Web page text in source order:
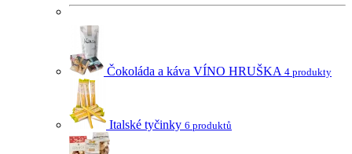
Čokoláda a káva VÍNO HRUŠKA 4 produkty
Italské tyčinky 6 produktů